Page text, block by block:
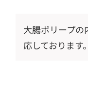
大腸ポリープ
応しております。